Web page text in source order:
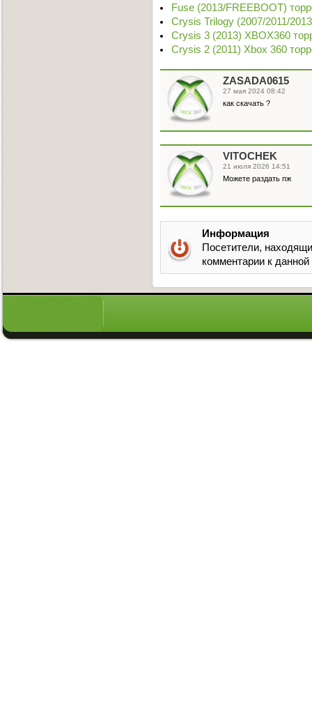
Fuse (2013/FREEBOOT)
Crysis Trilogy (2007/2011/
Crysis 3 (2013) XBOX360
Crysis 2 (2011) Xbox 360
ZASADA0615
27 мая 2024 08:42
как скачать ?
VITOCHEK
21 июля 2026 14:51
Можете раздать пж
Информация
Посетители,
комментарии к